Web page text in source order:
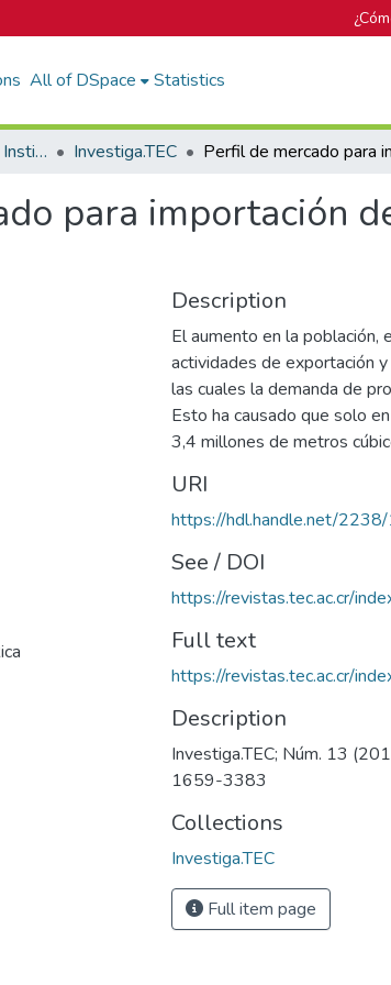
All of DSpace Statistics
Portal de Revistas del Instituto Tecnológico de Costa Rica Investiga.TEC
para importación
Description
El aumento en la población,
actividades de exportación
las cuales la demanda de
Esto ha causado que solo
3,4 millones de metros
URI
https://hdl.handle.net/
See / DOI
https://revistas.tec.ac.cr/
Full text
https://revistas.tec.ac.cr/
Description
Investiga.TEC; Núm. 13
1659-3383
Collections
Investiga.TEC
Full item page